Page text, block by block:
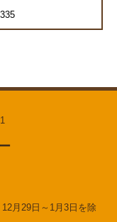
月29日～1月3日を除